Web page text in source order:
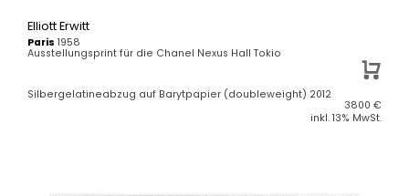
Elliott Erwitt
Paris 1958
Ausstellungsprint für die Chanel Nexus Hall Tokio
Silbergelatineabzug auf Barytpapier (doubleweight) 2012
3800 €
inkl. 13% MwSt.